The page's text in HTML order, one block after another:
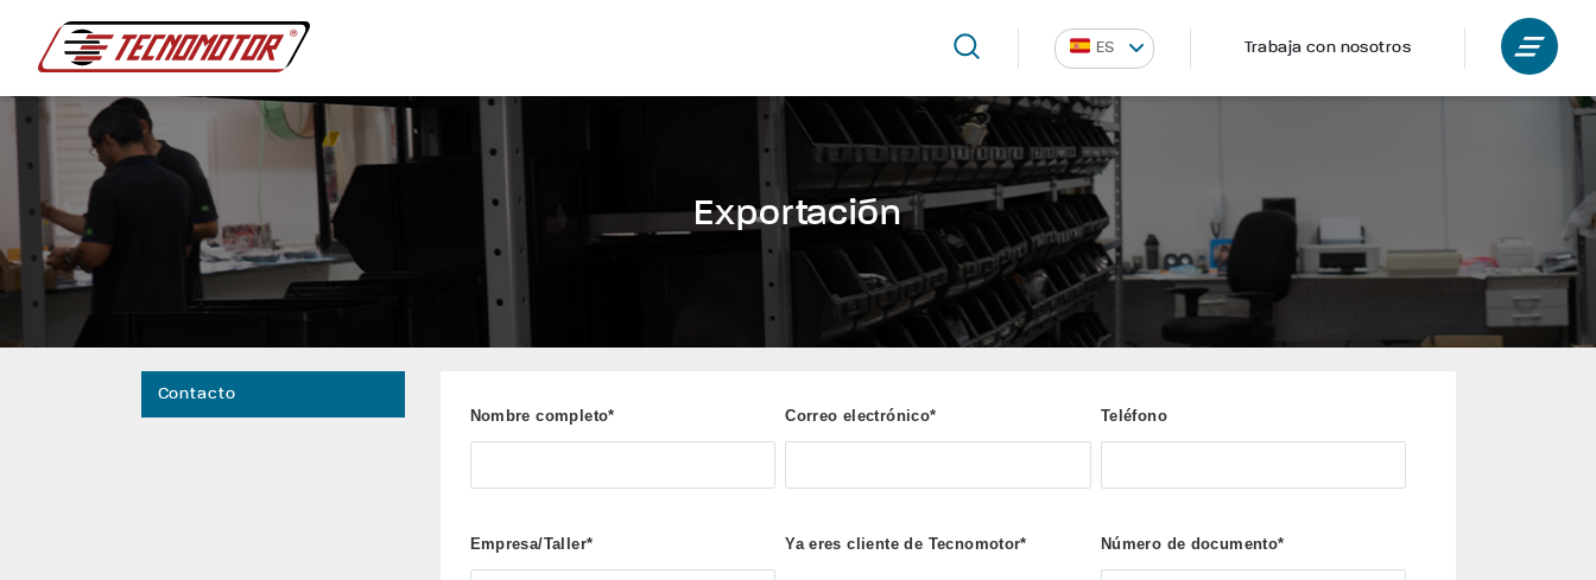
ES Trabaja con nosotros
HABLA CON NOSOTROS EXPORTACIÓN
Exportación
Contacto
Nombre completo* Correo electrónico* Teléfono
Empresa/Taller* Ya eres cliente de Tecnomotor* Número de documento*